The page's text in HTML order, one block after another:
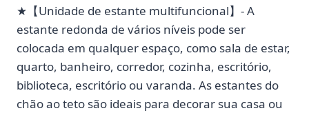
★【Unidade de estante multifuncional】- A
estante redonda de vários níveis pode ser
colocada em qualquer espaço, como sala de estar,
quarto, banheiro, corredor, cozinha, escritório,
biblioteca, escritório ou varanda. As estantes do
chão ao teto são ideais para decorar sua casa ou